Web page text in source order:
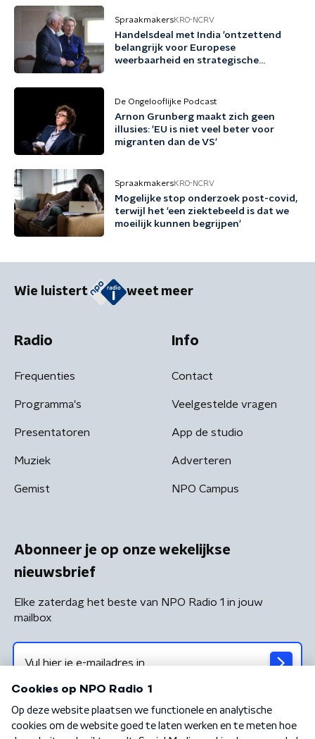
SpraakmakersKRO-NCRV
Handelsdeal met India 'ontzettend
belangrijk voor Europese
weerbaarheid en strategische
De Ongelooflijke Podcast
Arnon Grunberg maakt zich geen
illusies: 'EU is niet veel beter voor
migranten dan de VS'
SpraakmakersKRO-NCRV
Mogelijke stop onderzoek post-covid,
terwijl het 'een ziektebeeld is dat we
moeilijk kunnen begrijpen'
Wie luistert weet meer
Radio
Frequenties
Programma's
Presentatoren
Muziek
Gemist
Info
Contact
Veelgestelde vragen
App de studio
Adverteren
NPO Campus
Abonneer je op onze wekelijkse
nieuwsbrief
Elke zaterdag het beste van NPO Radio 1 in jouw
mailbox